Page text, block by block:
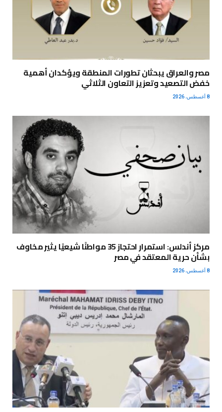
مصر والعراق يبحثان تطورات المنطقة ويؤكدان أهمية
خفض التصعيد وتعزيز التعاون الثلاثي
8 أغسطس، 2026
مركز أندلس: استمرار احتجاز 35 مواطنًا شيعيًا يثير مخاوف
بشأن حرية المعتقد في مصر
8 أغسطس، 2026